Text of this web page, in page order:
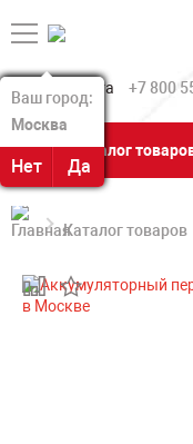
Ваш город:
Москва
Нет Да
Ваш город:
Москва
Нет Да
+7 800
Каталог
Каталог товаров